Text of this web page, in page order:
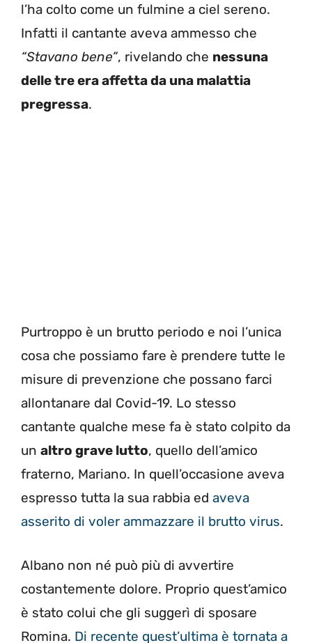
l’ha colto come un fulmine a ciel sereno.
Infatti il cantante aveva ammesso che
“Stavano bene”, rivelando che nessuna
delle tre era affetta da una malattia
pregressa.
Purtroppo è un brutto periodo e noi l’unica
cosa che possiamo fare è prendere tutte le
misure di prevenzione che possano farci
allontanare dal Covid-19. Lo stesso
cantante qualche mese fa è stato colpito da
un altro grave lutto, quello dell’amico
fraterno, Mariano. In quell’occasione aveva
espresso tutta la sua rabbia ed aveva
asserito di voler ammazzare il brutto virus.
Albano non né può più di avvertire
costantemente dolore. Proprio quest’amico
è stato colui che gli suggerì di sposare
Romina. Di recente quest’ultima è tornata a